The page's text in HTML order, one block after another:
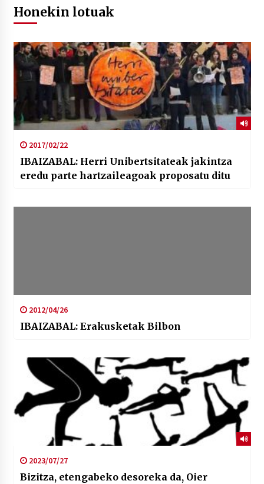
Honekin lotuak
2017/02/22
IBAIZABAL: Herri Unibertsitateak jakintza
eredu parte hartzaileagoak proposatu ditu
2012/04/26
IBAIZABAL: Erakusketak Bilbon
2023/07/27
Bizitza, etengabeko desoreka da, Oier